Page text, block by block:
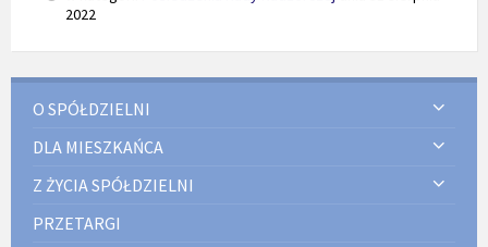
2022
O SPÓŁDZIELNI
DLA MIESZKAŃCA
Z ŻYCIA SPÓŁDZIELNI
PRZETARGI